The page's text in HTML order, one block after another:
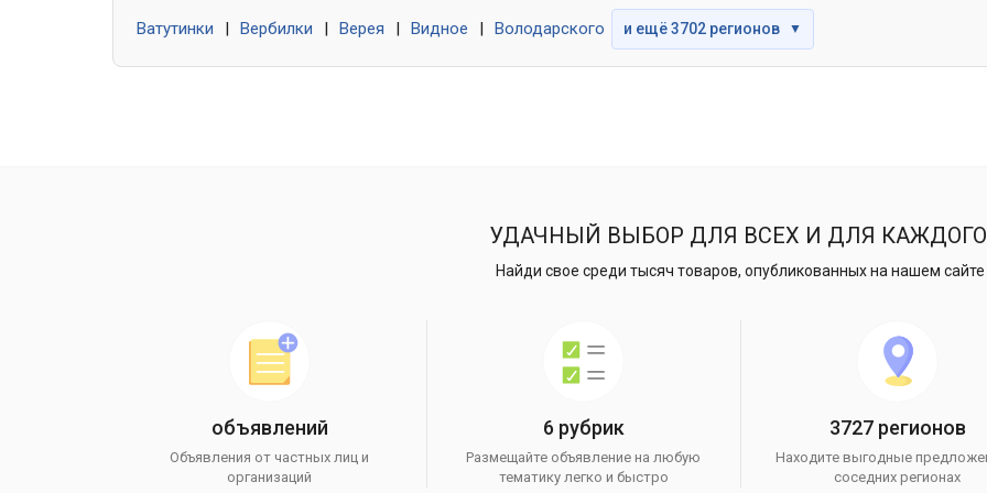
Ватутинки Вербилки Верея Видное Володарского и ещё 3702 регионов ▼
УДАЧНЫЙ ВЫБОР ДЛЯ ВСЕХ И ДЛЯ
Найди свое среди тысяч товаров, опубликованных на нашем сайте
объявлений
Объявления от частных лиц и
организаций
6 рубрик
Размещайте объявление на любую
тематику легко и быстро
3727 регионов
Находите выгодные
соседних регионах